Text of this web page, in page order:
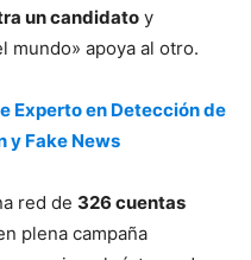
un candidato y
mundo» apoya al otro.
Experto en Detección de
y Fake News
red de 326 cuentas
plena campaña